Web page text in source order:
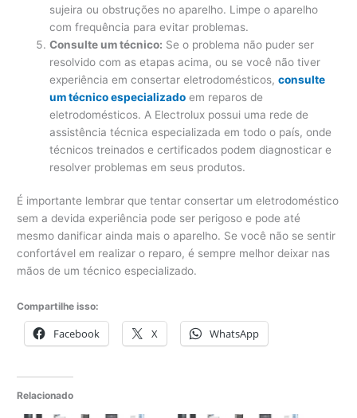
sujeira ou obstruções no aparelho. Limpe o aparelho
com frequência para evitar problemas.
Consulte um técnico: Se o problema não puder ser
resolvido com as etapas acima, ou se você não tiver
experiência em consertar eletrodomésticos,consulte
um técnico especializado em reparos de
eletrodomésticos. A Electrolux possui uma rede de
assistência técnica especializada em todo o país, onde
técnicos treinados e certificados podem diagnosticar e
resolver problemas em seus produtos.
É importante lembrar que tentar consertar um eletrodoméstico
sem a devida experiência pode ser perigoso e pode até
mesmo danificar ainda mais o aparelho. Se você não se sentir
confortável em realizar o reparo, é sempre melhor deixar nas
mãos de um técnico especializado.
Compartilhe isso:
Facebook X WhatsApp
Relacionado